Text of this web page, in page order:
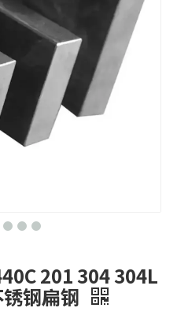
201 304 304L
钢扁钢